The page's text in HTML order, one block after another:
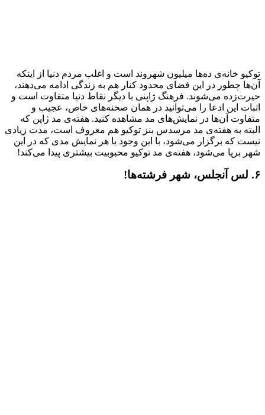
توکیو خانه‌ی ده‌ها میلیون شهروند است و اغلب مردم دنیا از اینکه
آن‌ها چطور در این فضای محدود کنار هم به زندگی ادامه می‌دهند،
حیرت‌زده می‌شوند. فرهنگ ژاپنی با دیگر نقاط دنیا متفاوت است و
اثبات این ادعا را می‌توانید در همان صحنه‌های خاص، عجیب و
متفاوت آن‌ها در نمایش‌های مد مشاهده کنید. هفته‌ی مد ژاپن که
البته به هفته‌ی مد مرسدس بنز توکیو هم معروف است، مدت زیادی
نیست که برگزار می‌شود، با این وجود با هر نمایش مدی که در این
شهر برپا می‌شود، هفته‌ی مد توکیو محبوبیت بیشتری پیدا می‌کند!
۶. لس آنجلس، شهر فرشته‌ها!